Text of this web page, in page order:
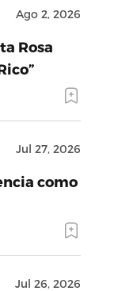
Ago 2, 2026
Rosa
Jul 27, 2026
como
Jul 26, 2026